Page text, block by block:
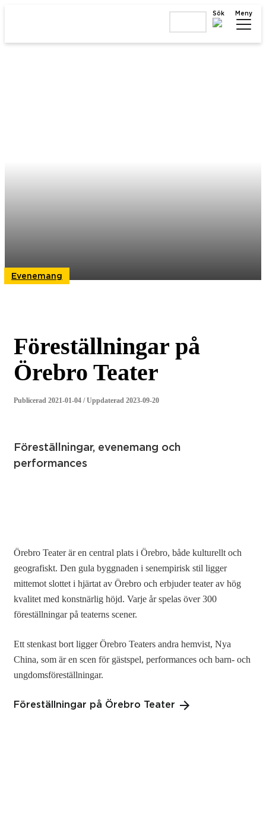
Sök Meny
Evenemang
Föreställningar på
Örebro Teater
Publicerad 2021-01-04 / Uppdaterad 2023-09-20
Föreställningar, evenemang och
performances
Örebro Teater är en central plats i Örebro, både kulturellt och
geografiskt. Den gula byggnaden i senempirisk stil ligger
mittemot slottet i hjärtat av Örebro och erbjuder teater av hög
kvalitet med konstnärlig höjd. Varje år spelas över 300
föreställningar på teaterns scener.
Ett stenkast bort ligger Örebro Teaters andra hemvist, Nya
China, som är en scen för gästspel, performances och barn- och
ungdomsföreställningar.
Föreställningar på Örebro Teater